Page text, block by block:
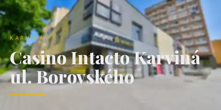
KARVINÁ
Casino Intacto Karviná
ul. Borovského